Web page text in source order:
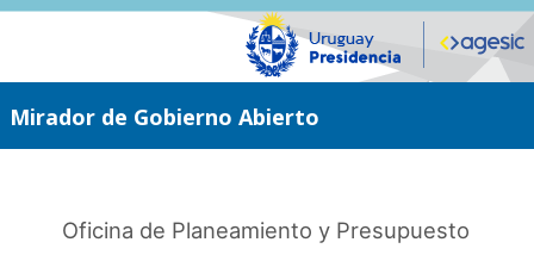
Saltar
Mirador de Gobierno Abierto
Oficina de Planeamiento y Presupuesto